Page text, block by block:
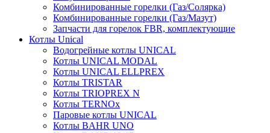
Комбинированные горелки (Газ/Солярка)
Комбинированные горелки (Газ/Мазут)
Запчасти для горелок FBR, комплектующие
Котлы Unical
Водогрейные котлы UNICAL
Котлы UNICAL MODAL
Котлы UNICAL ELLPREX
Котлы TRISTAR
Котлы TRIOPREX N
Котлы TERNOx
Паровые котлы UNICAL
Котлы BAHR UNO